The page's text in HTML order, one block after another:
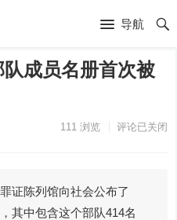
导航
成员名册首次被
111浏览 评论已关闭
陈列馆向社会公布了
其中包含这个部队414名